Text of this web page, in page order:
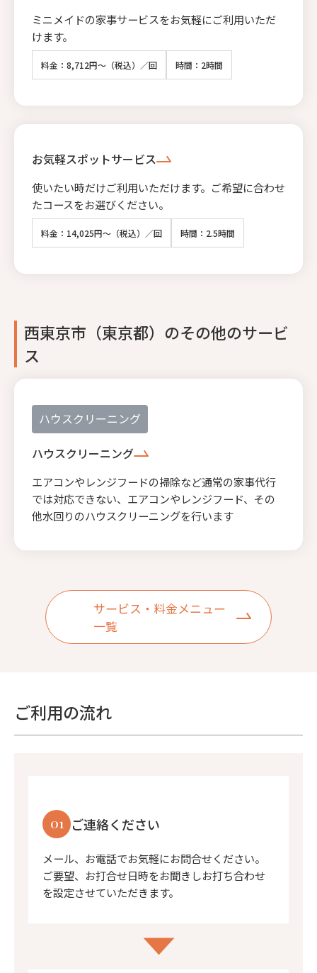
ミニメイドの家事サービスをお気軽にご利用いただ
けます。
料金：8,712円～（税込）／回 時間：2時間
お気軽スポットサービス
使いたい時だけご利用いただけます。ご希望に合わせ
たコースをお選びください。
料金：14,025円～（税込）／回 時間：2.5時間
西東京市（東京都）のその他のサービ
ス
ハウスクリーニング
ハウスクリーニング
エアコンやレンジフードの掃除など通常の家事代行
では対応できない、エアコンやレンジフード、その
他水回りのハウスクリーニングを行います
サービス・料金メニュー
一覧
ご利用の流れ
01 ご連絡ください
メール、お電話でお気軽にお問合せください。
ご要望、お打合せ日時をお聞きしお打ち合わせ
を設定させていただきます。